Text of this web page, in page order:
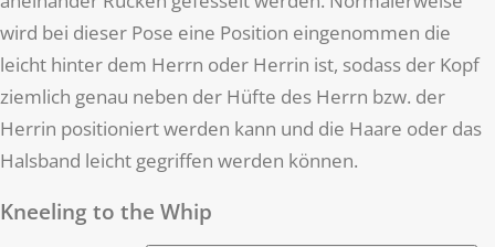
wird bei dieser Pose eine Position eingenommen die
leicht hinter dem Herrn oder Herrin ist, sodass der Kopf
ziemlich genau neben der Hüfte des Herrn bzw. der
Herrin positioniert werden kann und die Haare oder das
Halsband leicht gegriffen werden können.
Kneeling to the Whip